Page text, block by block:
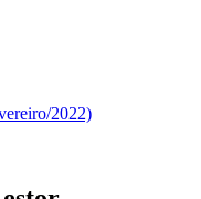
2022)